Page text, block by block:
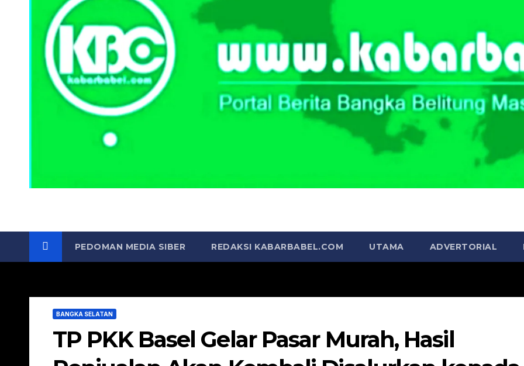
PEDOMAN MEDIA SIBER REDAKSI KABARBABEL.COM UTAMA ADVERTORIAL
BANGKA SELATAN
TP PKK Basel Gelar Pasar Murah, Hasil